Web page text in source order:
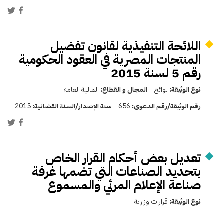
اللائحة التنفيذية لقانون تفضيل
المنتجات المصرية في العقود الحكومية
رقم 5 لسنة 2015
نوع الوثيقة: لوائح المجال و القطاع: المالية العامة
رقم الوثيقة/رقم الدعوى: 656 سنة الإصدار/السنة القضائية:2015
تعديل بعض أحكام القرار الخاص
بتحديد الصناعات التي تضمها غرفة
صناعة الإعلام المرئي والمسموع
نوع الوثيقة: قرارات وزارية